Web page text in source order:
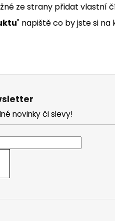
ze strany přidat vlastní
" napiště co by jste si
novinky či slevy!